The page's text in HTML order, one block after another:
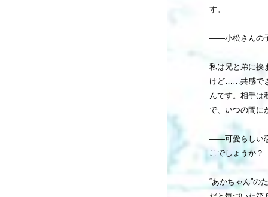
す。
――小松さんの
私は兄と弟に挟
けど……共感で
んです。相手は
で、いつの間に
――可愛らしい
こでしょうか？
“あかちゃん”の